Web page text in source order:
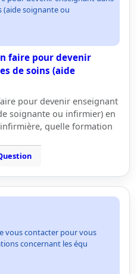
(aide soignante ou
faire pour devenir
de soins (aide
pour devenir enseignant
soignante ou infirmier) en
quelle formation
vous contacter pour vous
concernant les équ